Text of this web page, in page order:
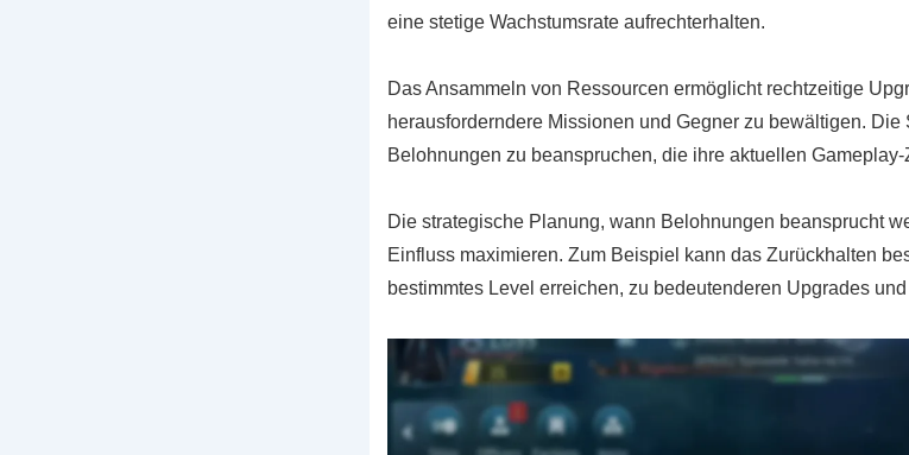
eine stetige Wachstumsrate aufrechterhalten.
Das Ansammeln von Ressourcen ermöglicht rechtzeitige
herausforderndere Missionen und Gegner zu bewältigen.
Belohnungen zu beanspruchen, die ihre aktuellen
Die strategische Planung, wann Belohnungen beansprucht
Einfluss maximieren. Zum Beispiel kann das Zurückhalten
bestimmtes Level erreichen, zu bedeutenderen Upgrades